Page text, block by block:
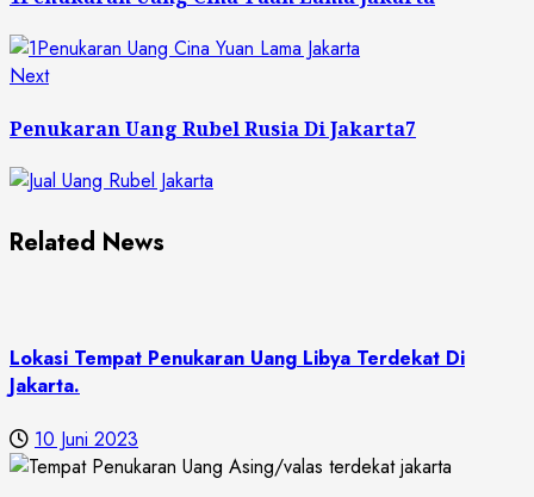
NextNext
Penukaran Uang Rubel Rusia Di Jakarta7
Related News
Lokasi Tempat Penukaran Uang Libya Terdekat Di
Jakarta.
10 Juni 2023